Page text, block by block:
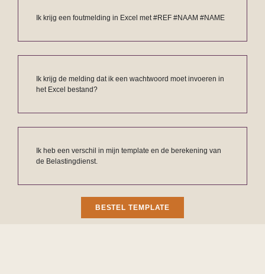
Ik krijg een foutmelding in Excel met #REF #NAAM #NAME
Ik krijg de melding dat ik een wachtwoord moet invoeren in
het Excel bestand?
Ik heb een verschil in mijn template en de berekening van
de Belastingdienst.
BESTEL TEMPLATE